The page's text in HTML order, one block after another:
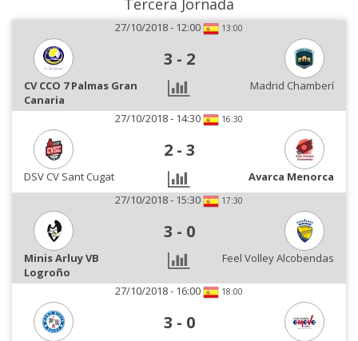
Tercera Jornada
27/10/2018 - 12:00 13:00
3 - 2
CV CCO 7 Palmas Gran
Canaria
Madrid Chamberí
27/10/2018 - 14:30 16:30
2 - 3
DSV CV Sant Cugat
Avarca Menorca
27/10/2018 - 15:30
17:30
3 - 0
Minis Arluy VB
Logroño
Feel Volley Alcobendas
27/10/2018 - 16:00 18:00
3 - 0